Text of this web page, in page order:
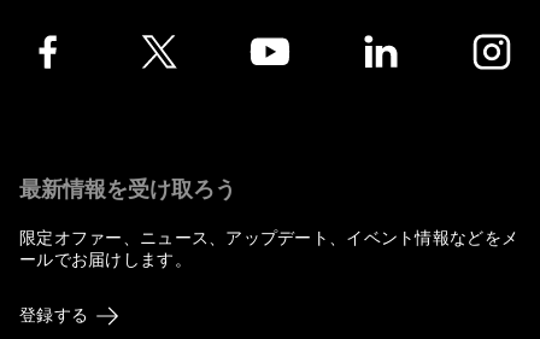
Facebook Twitter LinkedIn
最新情報を受け取ろう
限定オファー、ニュース、アップデート、イベント情報などをメ
ールでお届けします。
登録する